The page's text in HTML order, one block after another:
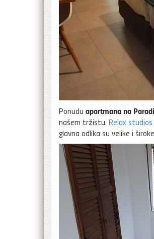
Ponudu apartmana na
našem tržistu. Relax studios
glavna odlika su velike i